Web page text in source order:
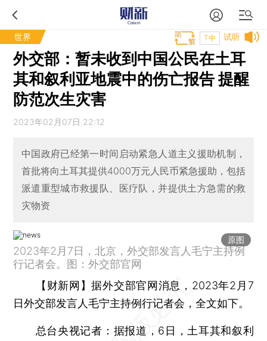
世界 试听
T中
外交部：暂未收到中国公民在土耳
其和叙利亚地震中的伤亡报告 提醒
防范次生灾害
2023年02月07日 22:12
中国政府已经第一时间启动紧急人道主义援助机制，
首批将向土耳其提供4000万元人民币紧急援助，包括
派遣重型城市救援队、医疗队，并提供土方急需的救
灾物资
原图
2023年2月7日，北京，外交部发言人毛宁主持例
行记者会。图：外交部官网
【财新网】据外交部官网消息，2023年2月7
日外交部发言人毛宁主持例行记者会，全文如下。
总台央视记者： 据报道，6日，土耳其和叙利